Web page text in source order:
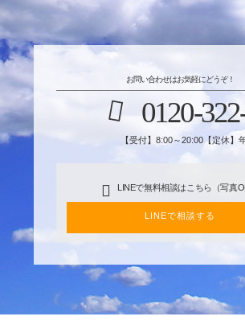
お問い合わせはお気軽にどうぞ！
0120-
【受付】8:00～20:00【定休】
LINEで無料相談はこちら（写真
LINEで相談する